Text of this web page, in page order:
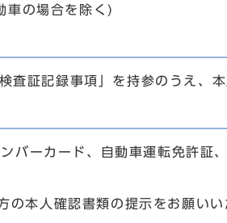
車の場合を除く)
証記録事項」を持参のうえ、本
バーカード、自動車運転免許証
本人確認書類の提示をお願い